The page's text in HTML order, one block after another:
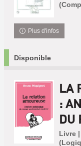
Plus d'infos
Disponible
LA
:
DU
Livre